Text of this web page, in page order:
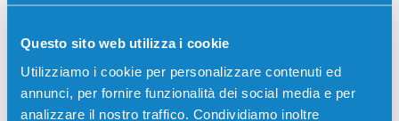
Questo sito web utilizza i cookie
Utilizziamo i cookie per personalizzare contenuti ed
annunci, per fornire funzionalità dei social media e per
analizzare il nostro traffico. Condividiamo inoltre
Carta di credito
Contrassegno
Bonifico bancario